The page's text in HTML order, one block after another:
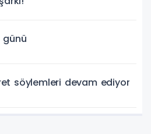
söylemleri devam ediyor